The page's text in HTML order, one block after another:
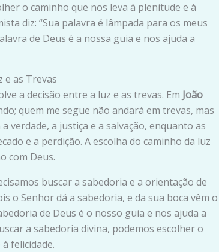
o caminho que nos leva à plenitude e à
diz: “Sua palavra é lâmpada para os meus
de Deus é a nossa guia e nos ajuda a
e as Trevas
a decisão entre a luz e as trevas. Em João
quem me segue não andará em trevas, mas
verdade, a justiça e a salvação, enquanto as
e a perdição. A escolha do caminho da luz
com Deus.
buscar a sabedoria e a orientação de
o Senhor dá a sabedoria, e da sua boca vêm o
de Deus é o nosso guia e nos ajuda a
a sabedoria divina, podemos escolher o
felicidade.